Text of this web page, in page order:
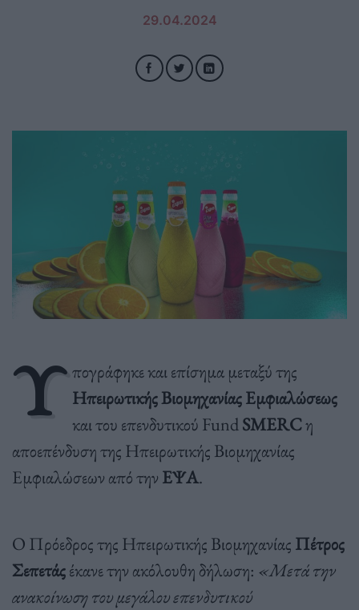
29.04.2024
Υ πογράφηκε και επίσημα μεταξύ της
Ηπειρωτικής Βιομηχανίας Εμφιαλώσεως
και του επενδυτικού FundSMERCη
αποεπένδυση της Ηπειρωτικής Βιομηχανίας
Εμφιαλώσεων από την ΕΨΑ.
Ο Πρόεδρος της Ηπειρωτικής Βιομηχανίας Πέτρος
Σεπετάςέκανε την ακόλουθη δήλωση: «Μετά την
ανακοίνωση του μεγάλου επενδυτικού